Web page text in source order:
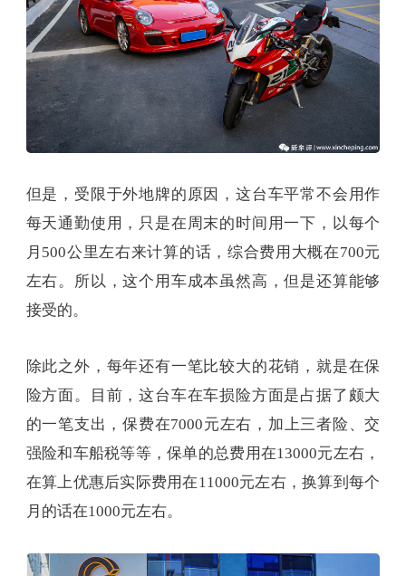
但是，受限于外地牌的原因，这台车平常不会用作
每天通勤使用，只是在周末的时间用一下，以每个
月500公里左右来计算的话，综合费用大概在700元
左右。所以，这个用车成本虽然高，但是还算能够
接受的。
除此之外，每年还有一笔比较大的花销，就是在保
险方面。目前，这台车在车损险方面是占据了颇大
的一笔支出，保费在7000元左右，加上三者险、交
强险和车船税等等，保单的总费用在13000元左右，
在算上优惠后实际费用在11000元左右，换算到每个
月的话在1000元左右。